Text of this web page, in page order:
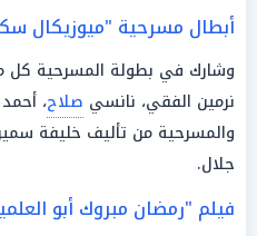
أبطال مسرحية "ميوزيكال
وشارك في بطولة المسرحية كل
نرمين الفقي، نانسي صلاح،
والمسرحية من تأليف خليفة
جلال.
فيلم "رمضان مبروك أبو